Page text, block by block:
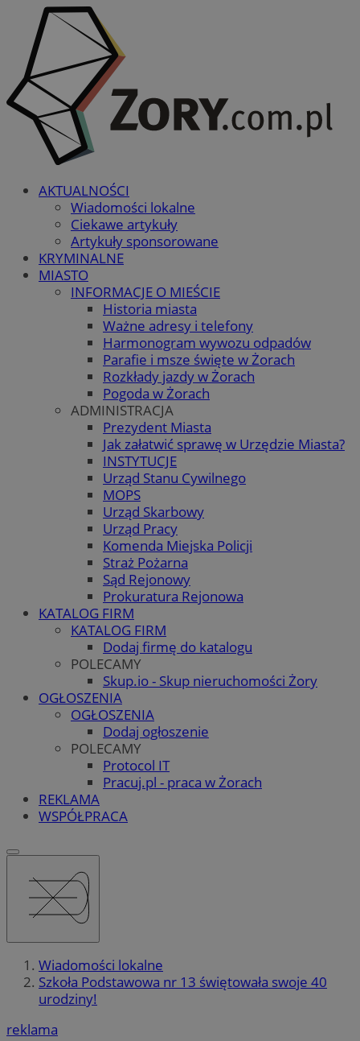
AKTUALNOŚCI
Wiadomości lokalne
Ciekawe artykuły
Artykuły sponsorowane
KRYMINALNE
MIASTO
INFORMACJE O MIEŚCIE
Historia miasta
Ważne adresy i telefony
Harmonogram wywozu odpadów
Parafie i msze święte w Żorach
Rozkłady jazdy w Żorach
Pogoda w Żorach
ADMINISTRACJA
Prezydent Miasta
Jak załatwić sprawę w Urzędzie Miasta?
INSTYTUCJE
Urząd Stanu Cywilnego
MOPS
Urząd Skarbowy
Urząd Pracy
Komenda Miejska Policji
Straż Pożarna
Sąd Rejonowy
Prokuratura Rejonowa
KATALOG FIRM
KATALOG FIRM
Dodaj firmę do katalogu
POLECAMY
Skup.io - Skup nieruchomości Żory
OGŁOSZENIA
OGŁOSZENIA
Dodaj ogłoszenie
POLECAMY
Protocol IT
Pracuj.pl - praca w Żorach
REKLAMA
WSPÓŁPRACA
Wiadomości lokalne
Szkoła Podstawowa nr 13 świętowała swoje 40
urodziny!
reklama